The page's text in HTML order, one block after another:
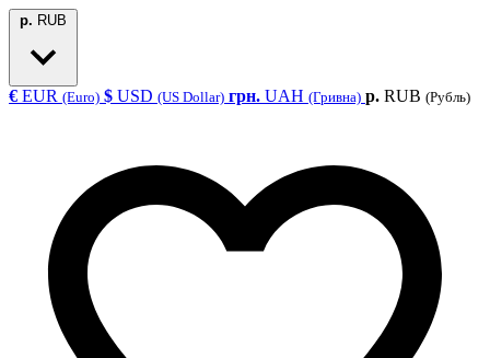
р. RUB
€ EUR (Euro) $ USD (US Dollar) грн. UAH (Гривна) р. RUB (Рубль)